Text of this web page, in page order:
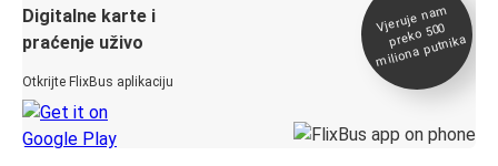
Digitalne karte i
praćenje uživo
Otkrijte FlixBus aplikaciju
Vjeruje na
m
preko 500
miliona putnika